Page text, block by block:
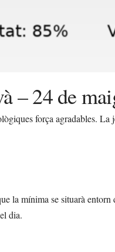
– 24 de
força agradables. La
la mínima se situarà entorn
dia.